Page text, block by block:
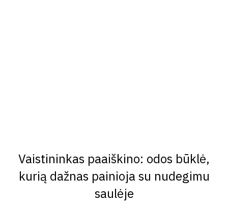
Vaistininkas paaiškino: odos būklė,
kurią dažnas painioja su nudegimu
saulėje